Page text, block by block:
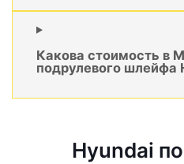
Какова стоимость в
подрулевого шлейфа
Hyundai